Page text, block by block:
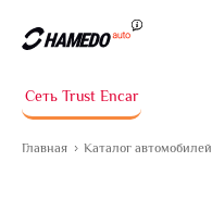
Сеть Trust Encar
Главная Каталог автомобилей